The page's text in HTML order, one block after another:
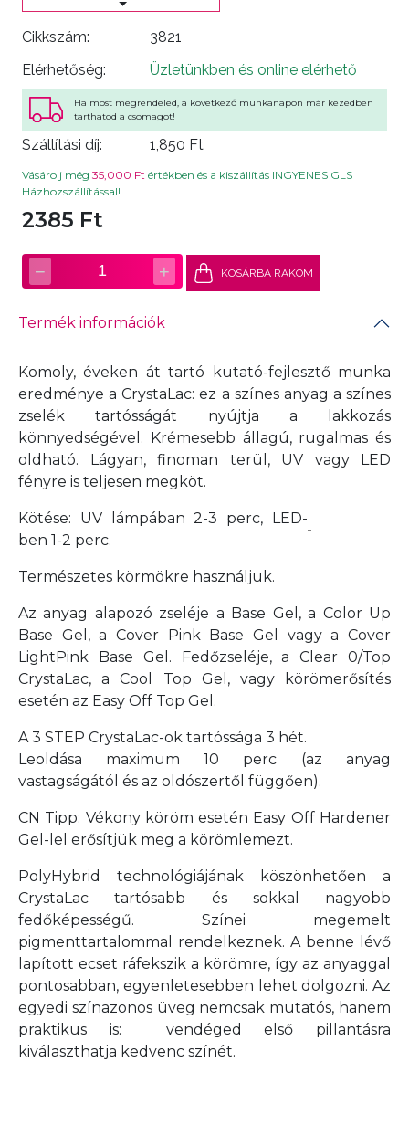
Cikkszám:
3821
Elérhetőség:
Üzletünkben és online elérhető
Ha most megrendeled, a következő munkanapon már kezedben
tarthatod a csomagot!
Szállítási díj: 1,850 Ft
Vásárolj még 35,000 Ft értékben és a kiszállítás INGYENES GLS
Házhozszállítással!
2385 Ft
− 1 + KOSÁRBA RAKOM
Termék információk
Komoly, éveken át tartó kutató-fejlesztő munka
eredménye a CrystaLac: ez a színes anyag a színes
zselék tartósságát nyújtja a lakkozás
könnyedségével. Krémesebb állagú, rugalmas és
oldható. Lágyan, finoman terül, UV vagy LED
fényre is teljesen megköt.
Kötése: UV lámpában 2-3 perc, LED-
ben 1-2 perc.
Természetes körmökre használjuk.
Az anyag alapozó zseléje a Base Gel, a Color Up
Base Gel, a Cover Pink Base Gel vagy a Cover
LightPink Base Gel. Fedőzseléje, a Clear 0/Top
CrystaLac, a Cool Top Gel, vagy körömerősítés
esetén az Easy Off Top Gel.
A 3 STEP CrystaLac-ok tartóssága 3 hét.
Leoldása maximum 10 perc
(az anyag
vastagságától és az oldószertől függően).
CN Tipp: Vékony köröm esetén Easy Off Hardener
Gel-lel erősítjük meg a körömlemezt.
PolyHybrid technológiájának köszönhetően a
CrystaLac tartósabb és sokkal nagyobb
fedőképességű. Színei megemelt
pigmenttartalommal rendelkeznek. A benne lévő
lapított ecset ráfekszik a körömre, így az anyaggal
pontosabban, egyenletesebben lehet dolgozni. Az
egyedi színazonos üveg nemcsak mutatós, hanem
praktikus is: vendéged első pillantásra
kiválaszthatja kedvenc színét.